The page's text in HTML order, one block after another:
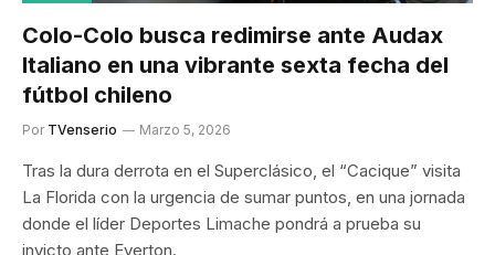
Colo-Colo busca redimirse ante Audax
Italiano en una vibrante sexta fecha del
fútbol chileno
Por TVenserio Marzo 5, 2026
Tras la dura derrota en el Superclásico, el “Cacique” visita
La Florida con la urgencia de sumar puntos, en una jornada
donde el líder Deportes Limache pondrá a prueba su
invicto ante Everton.